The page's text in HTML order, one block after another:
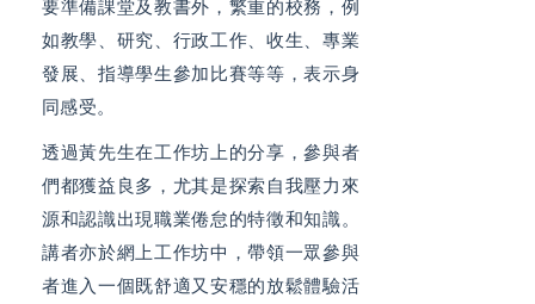
要準備課堂及教書外，繁重的校務，例
如教學、研究、行政工作、收生、專業
發展、指導學生參加比賽等等，表示身
同感受。
透過黃先生在工作坊上的分享，參與者
們都獲益良多，尤其是探索自我壓力來
源和認識出現職業倦怠的特徵和知識。
講者亦於網上工作坊中，帶領一眾參與
者進入一個既舒適又安穩的放鬆體驗活